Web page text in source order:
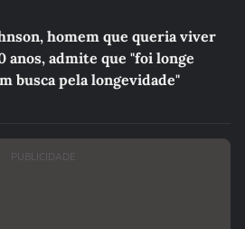
homem que queria viver
anos, admite que "foi longe
busca pela longevidade"
PUBLICIDADE